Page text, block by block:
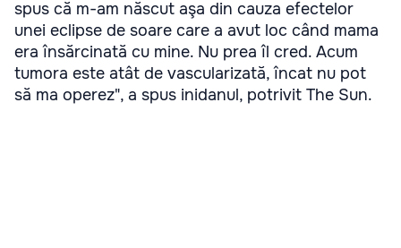
spus că m-am născut aşa din cauza efectelor
unei eclipse de soare care a avut loc când mama
era însărcinată cu mine. Nu prea îl cred. Acum
tumora este atât de vascularizată, încat nu pot
să ma operez", a spus inidanul, potrivit The Sun.